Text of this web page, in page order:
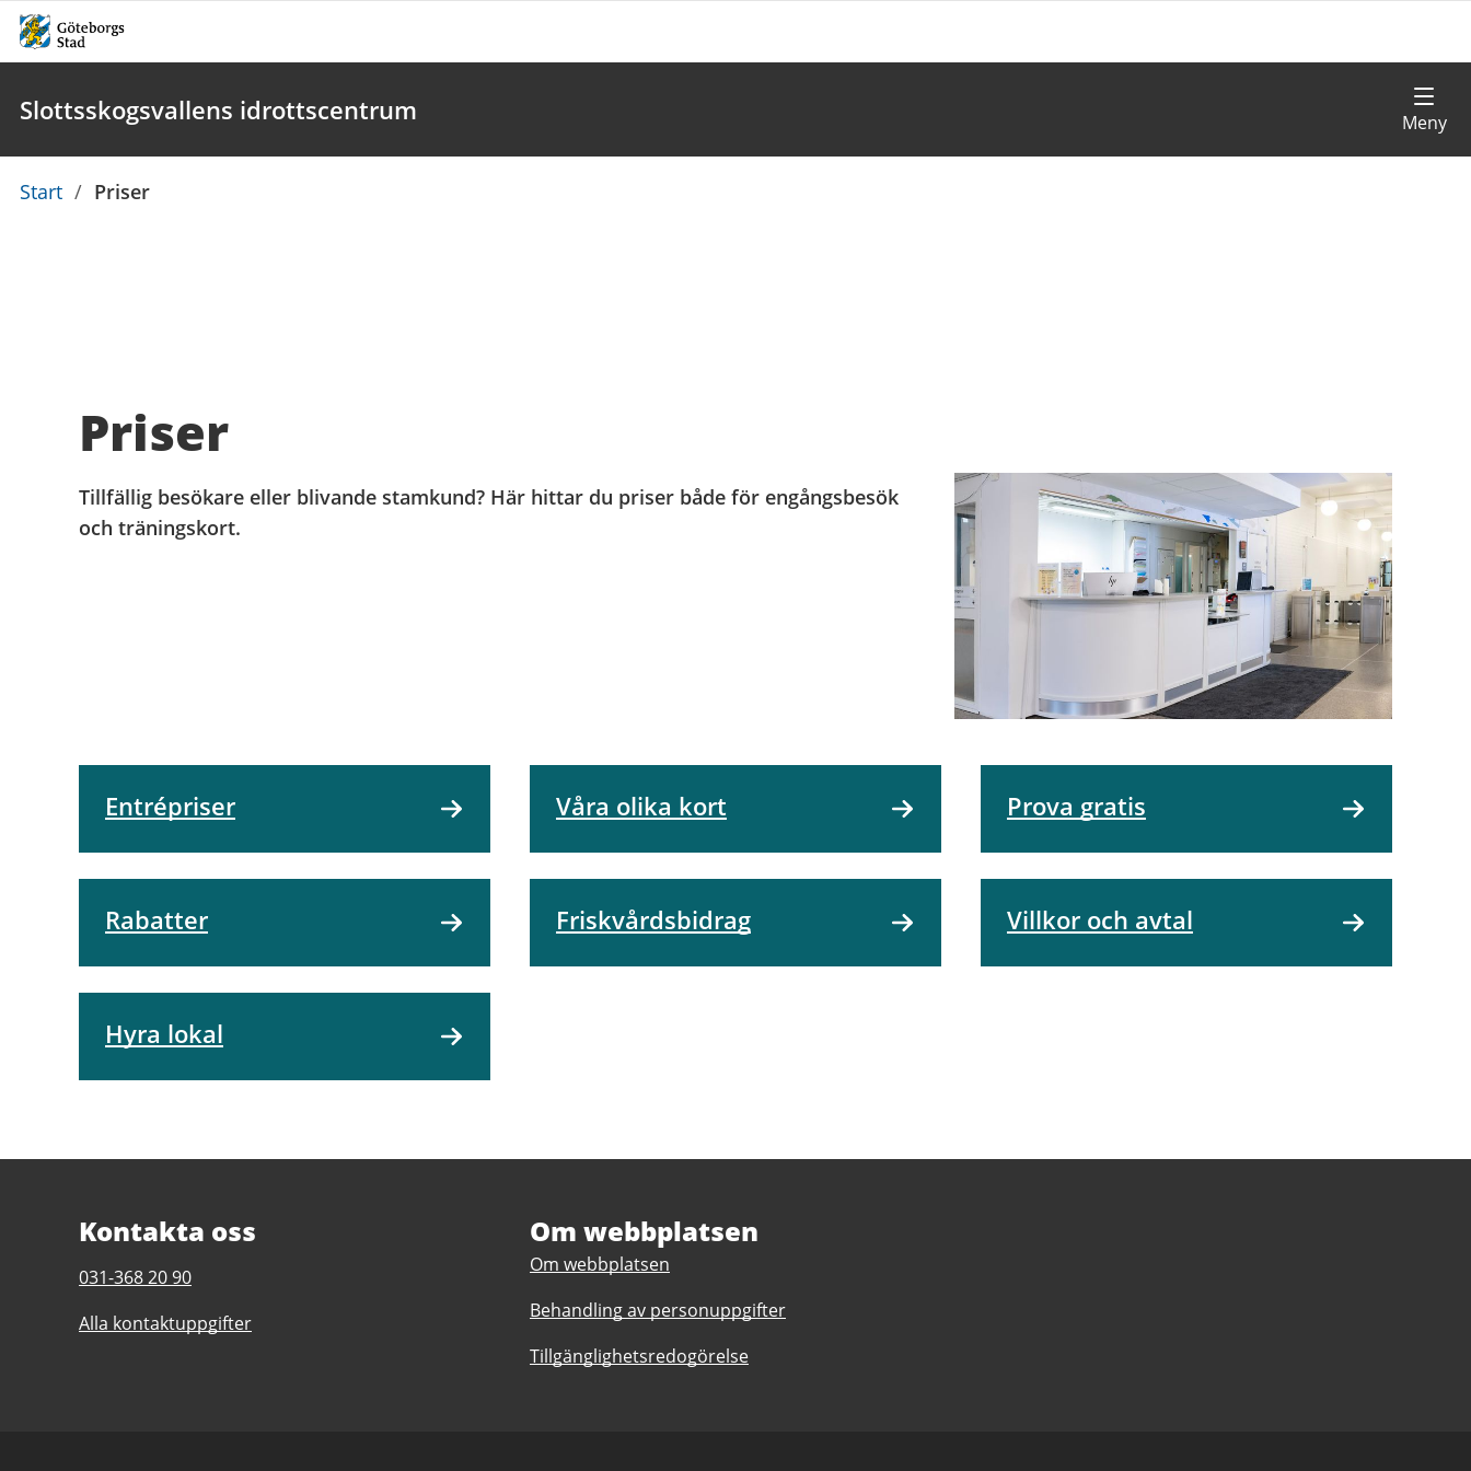
Slottsskogsvallens idrottscentrum
Du
Start / Priser
Priser
Tillfällig besökare eller blivande stamkund? Här hittar du priser både för engångsbesök
och träningskort.
Entrépriser Våra olika kort Prova gratis
Rabatter Friskvårdsbidrag Villkor och avtal
Hyra lokal
Kontakta oss
Telefonnummer
Slottsskogsvallens
031-368 20 90
Alla kontaktuppgifter
Om webbplatsen
Om webbplatsen
Behandling av personuppgifter
Tillgänglighetsredogörelse